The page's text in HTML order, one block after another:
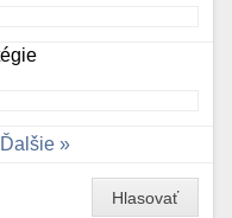
Ďalšie
Hlasovať